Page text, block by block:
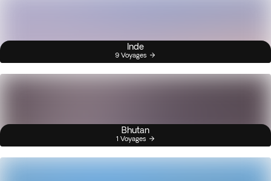
Inde
9 Voyages
Bhutan
1 Voyages